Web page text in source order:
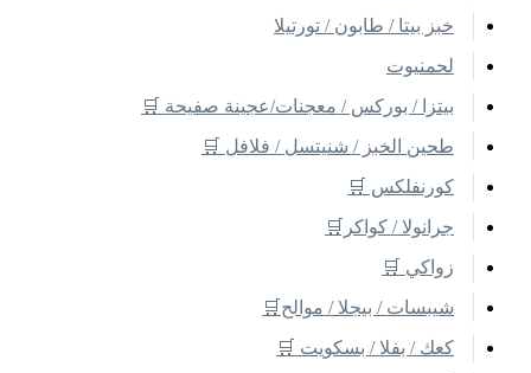
خبز بيتا / طابون / تورتيلا
لحمنيوت
بيتزا / بوركس / معجنات/عجينة صفيحة 🛒
طحين الخبز / شنيتسل / فلافل 🛒
كورنفلكس 🛒
جرانولا / كواكر🛒
زواكي 🛒
شيبسات / بيجلا / موالح🛒
كعك / بفلا / بسكويت 🛒